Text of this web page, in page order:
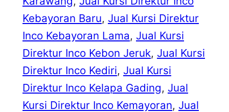
Kebayoran Baru, Jual Kursi Direktur
Inco Kebayoran Lama, Jual Kursi
Direktur Inco Kebon Jeruk, Jual Kursi
Direktur Inco Kediri, Jual Kursi
Direktur Inco Kelapa Gading, Jual
Kursi Direktur Inco Kemayoran, Jual